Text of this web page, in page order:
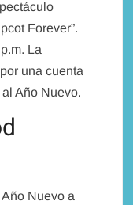
Forever”.
La
una cuenta
Año Nuevo.
Nuevo a